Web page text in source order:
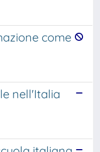
come
nell'Italia